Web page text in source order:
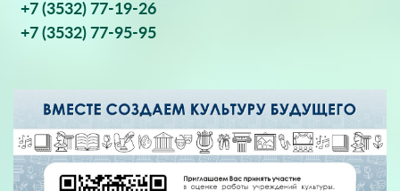
+7 (3532) 77-19-26
+7 (3532) 77-95-95